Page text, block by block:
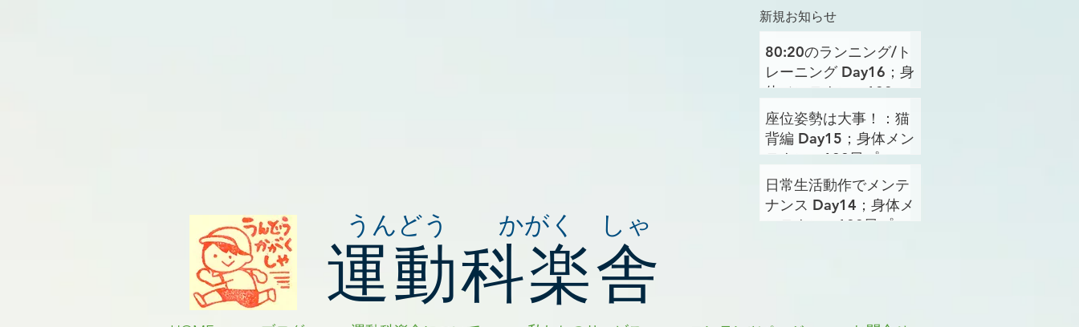
新規お知らせ
うんどう かがく しゃ
運動科楽舎
80:20のランニング/ト
レーニング Day16；身
体メンテナンス100日
プロジェクト
座位姿勢は大事！：猫
背編 Day15；身体メン
テナンス100日プロジ
ェクト
日常生活動作でメンテ
ナンス Day14；身体メ
ンテナンス100日プロ